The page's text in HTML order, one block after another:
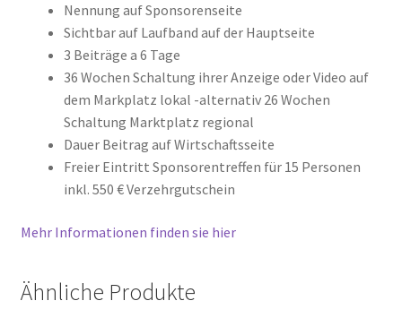
Nennung auf Sponsorenseite
Sichtbar auf Laufband auf der Hauptseite
3 Beiträge a 6 Tage
36 Wochen Schaltung ihrer Anzeige oder Video auf
dem Markplatz lokal -alternativ 26 Wochen
Schaltung Marktplatz regional
Dauer Beitrag auf Wirtschaftsseite
Freier Eintritt Sponsorentreffen für 15 Personen
inkl. 550 € Verzehrgutschein
Mehr Informationen finden sie hier
Ähnliche Produkte